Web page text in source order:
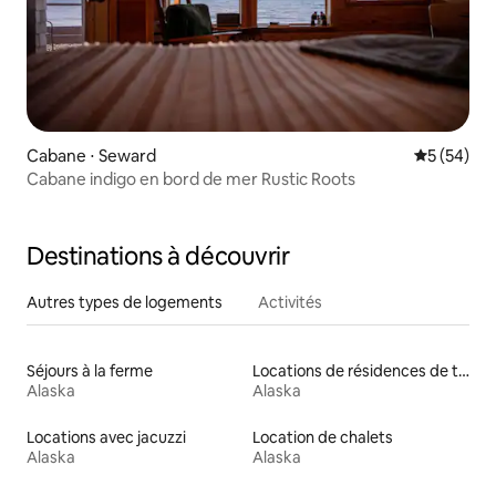
Cabane ⋅ Seward
5 (54)
Cabane indigo en bord de mer Rustic Roots
Destinations à découvrir
Autres types de logements Activités
Séjours à la ferme
Alaska
Locations de résidences de tourisme
Alaska
Locations avec jacuzzi
Alaska
Location de chalets
Alaska